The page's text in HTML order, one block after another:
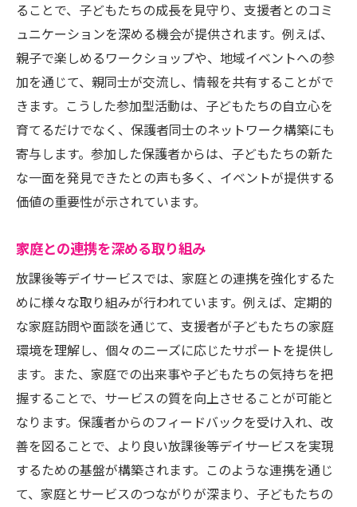
ることで、子どもたちの成長を見守り、支援者とのコミ
ュニケーションを深める機会が提供されます。例えば、
親子で楽しめるワークショップや、地域イベントへの参
加を通じて、親同士が交流し、情報を共有することがで
きます。こうした参加型活動は、子どもたちの自立心を
育てるだけでなく、保護者同士のネットワーク構築にも
寄与します。参加した保護者からは、子どもたちの新た
な一面を発見できたとの声も多く、イベントが提供する
価値の重要性が示されています。
家庭との連携を深める取り組み
放課後等デイサービスでは、家庭との連携を強化するた
めに様々な取り組みが行われています。例えば、定期的
な家庭訪問や面談を通じて、支援者が子どもたちの家庭
環境を理解し、個々のニーズに応じたサポートを提供し
ます。また、家庭での出来事や子どもたちの気持ちを把
握することで、サービスの質を向上させることが可能と
なります。保護者からのフィードバックを受け入れ、改
善を図ることで、より良い放課後等デイサービスを実現
するための基盤が構築されます。このような連携を通じ
て、家庭とサービスのつながりが深まり、子どもたちの